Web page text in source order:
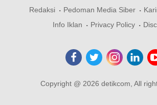
Redaksi Pedoman Media Siber
Info Iklan
Privacy Policy
Copyright @ 2026 detikcom, All